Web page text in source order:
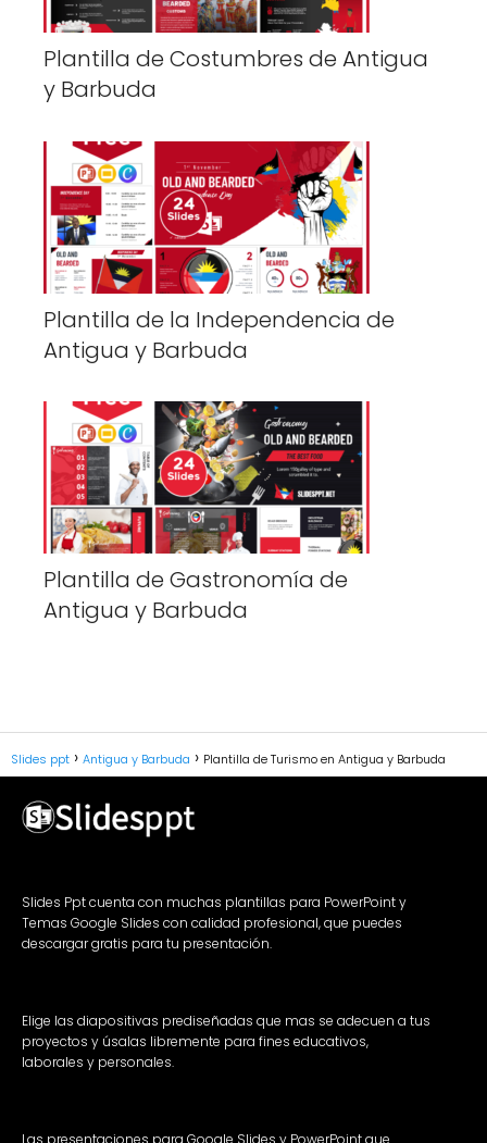
Plantilla de Costumbres de Antigua
y Barbuda
Plantilla de la Independencia de
Antigua y Barbuda
Plantilla de Gastronomía de
Antigua y Barbuda
Slides ppt Antigua y Barbuda Plantilla de Turismo en Antigua y Barbuda
Slides Ppt cuenta con muchas plantillas para PowerPoint y
Temas Google Slides con calidad profesional, que puedes
descargar gratis para tu presentación.
Elige las diapositivas prediseñadas que mas se adecuen a tus
proyectos y úsalas libremente para fines educativos,
laborales y personales.
Las presentaciones para Google Slides y PowerPoint que